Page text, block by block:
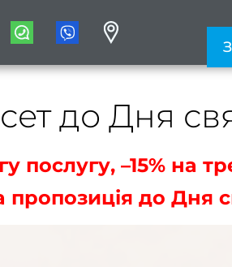
сет до Дня
послугу, –15% на
пропозиція до Дня